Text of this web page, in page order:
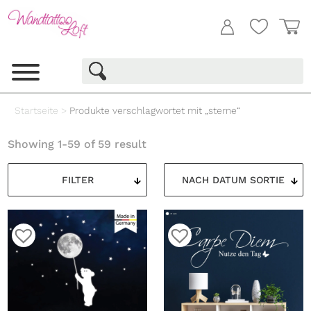
Startseite > Produkte verschlagwortet mit „sterne“
FILTER
Showing 1-59 of 59 result